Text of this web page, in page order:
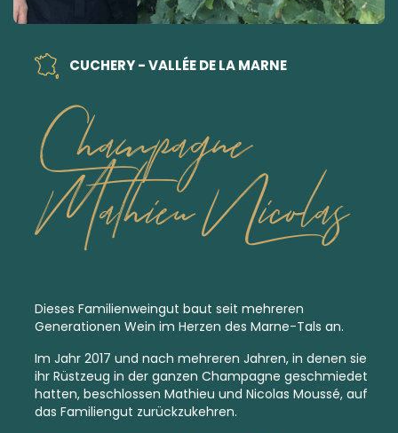
CUCHERY - VALLÉE DE LA MARNE
Champagne
Mathieu Nicolas
Dieses Familienweingut baut seit mehreren
Generationen Wein im Herzen des Marne-Tals an.
Im Jahr 2017 und nach mehreren Jahren, in denen sie
ihr Rüstzeug in der ganzen Champagne geschmiedet
hatten, beschlossen Mathieu und Nicolas Moussé, auf
das Familiengut zurückzukehren.